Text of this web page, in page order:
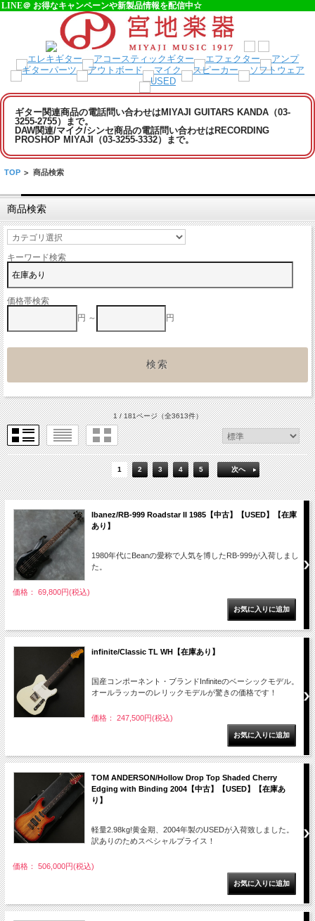
LINE＠ お得なキャンペーンや新製品情報を配信中☆
ギター関連商品の電話問い合わせはMIYAJI GUITARS KANDA（03-
3255-2755）まで。
DAW関連/マイク/シンセ商品の電話問い合わせはRECORDING
PROSHOP MIYAJI（03-3255-3332）まで。
TOP > 商品検索
商品検索
キーワード検索
価格帯検索
円 ～
円
1 / 181ページ（全3613件）
1 2 3 4 5 次へ
Ibanez/RB-999 Roadstar II 1985【中古】【USED】【在庫
あり】
1980年代にBeanの愛称で人気を博したRB-999が入荷しまし
た。
価格： 69,800円(税込)
infinite/Classic TL WH【在庫あり】
国産コンポーネント・ブランドInfiniteのベーシックモデル。
オールラッカーのレリックモデルが驚きの価格です！
価格： 247,500円(税込)
TOM ANDERSON/Hollow Drop Top Shaded Cherry
Edging with Binding 2004【中古】【USED】【在庫あ
り】
軽量2.98kg!黄金期、2004年製のUSEDが入荷致しました。
訳ありのためスペシャルプライス！
価格： 506,000円(税込)